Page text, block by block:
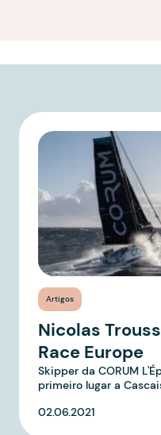
Artigos
Nicolas
Race Europe
Skipper da CORUM
primeiro lugar a
02.06.2021